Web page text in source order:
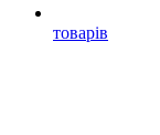
товарів